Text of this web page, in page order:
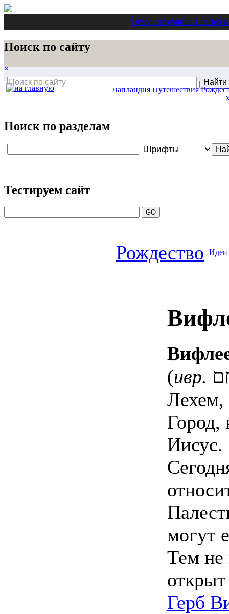
Обзор интернета- LiteВеб-
Поиск по сайту
×
Поиск по разделам
Тестируем сайт
Рождество Идеи
Лапландия Путешествия
(ивр.
Лехем,
Город,
Иисус.
могут
Тем не
Герб